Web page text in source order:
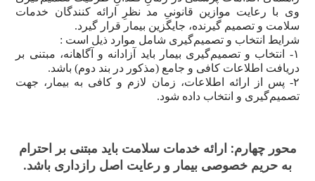
وی با رعایت موازین قانونیِ مد نظرِ ارائه کنندگان خدمات
سلامت و تصمیم گیرنده، جایگزین بیمار قرار گیرد.
شرایط انتخاب و تصمیم‌گیری شامل موارد ذیل است :
۱- انتخاب و تصمیم‌گیری بیمار باید آزادانه و آگاهانه، مبتنی بر
دریافت اطلاعات کافی و جامع (مذکور در بند دوم) باشد.
۲- پس از ارائه اطلاعات، زمان لازم و کافی به بیمار، جهت
تصمیم‌گیری و انتخاب داده شود.
محور چهارم: ارائه خدمات سلامت باید مبتنی بر احترام
به حریم خصوصی بیمار و رعایت اصل رازداری باشد.